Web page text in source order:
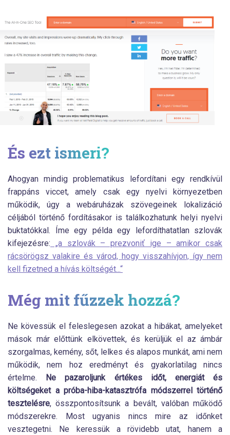
És ezt ismeri?
Ahogyan mindig problematikus lefordítani egy rendkívül
frappáns viccet, amely csak egy nyelvi környezetben
működik, úgy a webáruházak szövegeinek lokalizáció
céljából történő fordításakor is találkozhatunk helyi nyelvi
buktatókkal. Íme egy példa egy lefordíthatatlan szlovák
kifejezésre: „a szlovák – prezvoniť ige – amikor csak
rácsörögsz valakire és várod, hogy visszahívjon, így nem
kell fizetned a hívás költségét...“
Még mit fűzzek hozzá?
Ne kövessük el feleslegesen azokat a hibákat, amelyeket
mások már előttünk elkövettek, és kerüljük el az ámbár
szorgalmas, kemény, sőt, lelkes és alapos munkát, ami nem
működik, nem hoz eredményt és gyakorlatilag nincs
értelme. Ne pazaroljunk értékes időt, energiát és
költségeket a próba-hiba-katasztrófa módszerrel történő
tesztelésre, összpontosítsunk a bevált, valóban működő
módszerekre. Most ugyanis nincs mire az időnket
vesztegetni. Ne keressük a rövidebb utat, hanem a